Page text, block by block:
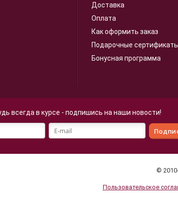
Доставка
Оплата
Как оформить заказ
Подарочные сертификаты
Бонусная программа
всегда в курсе - подпишись на наши новости!
©
Пользовательское
Мы используем файлы cookie для улучшения
Продолжая просмотр страниц нашего сайта,